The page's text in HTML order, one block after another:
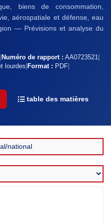
biens de consommation,
aérospatiale et défense, eau
— Prévisions et analyse du
Numéro de rapport : AA0723521
lourdes Format : PDF
table des matières